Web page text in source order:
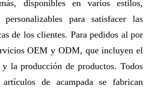
disponibles en varios estilos,
para satisfacer las
de los clientes. Para pedidos al por
OEM y ODM, que incluyen el
la producción de productos. Todos
de acampada se fabrican